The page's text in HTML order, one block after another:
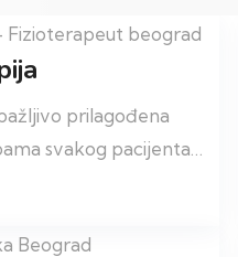
prilagođena
svakog pacijenta…